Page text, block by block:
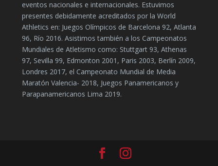
eventos nacionales e internacionales. Estuvimos
presentes debidamente acreditados por la World
Athletics en: Juegos Olímpicos de Barcelona 92, Atlanta
96, Río 2016. Asistimos también a los Campeonatos
Mundiales de Atletismo como: Stuttgart 93, Athenas
97, Sevilla 99, Edmonton 2001, Paris 2003, Berlín 2009,
Londres 2017, el Campeonato Mundial de Media
Maratón Valencia- 2018, Juegos Panamericanos y
Parapanamericanos Lima 2019.